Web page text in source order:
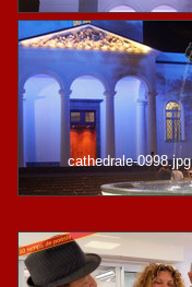
cathedrale-0998.jpg